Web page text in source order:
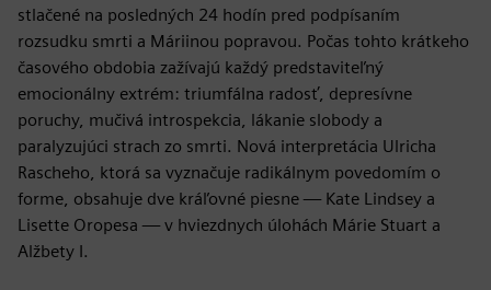
stlačené na posledných 24 hodín pred podpísaním
rozsudku smrti a Máriinou popravou. Počas tohto krátkeho
časového obdobia zažívajú každý predstaviteľný
emocionálny extrém: triumfálna radosť, depresívne
poruchy, mučivá introspekcia, lákanie slobody a
paralyzujúci strach zo smrti. Nová interpretácia Ulricha
Rascheho, ktorá sa vyznačuje radikálnym povedomím o
forme, obsahuje dve kráľovné piesne — Kate Lindsey a
Lisette Oropesa — v hviezdnych úlohách Márie Stuart a
Alžbety I.